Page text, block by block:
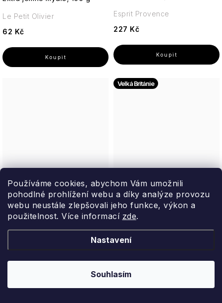
Používáme cookies, abychom Vám umožnili
pohodlné prohlížení webu a díky analýze provozu
webu neustále zlepšovali jeho funkce, výkon a
použitelnost. Více informací zde.
Nastavení
Souhlasím
62 Kč
Le Petit Olivier
227 Kč
Esprit Provence
Violetta
Pastilky s příchutí fialek, v
plechové dóze, 30 g
The Edit - Cherry
Temptation
Velká Británie
Mlha na tělo a vlasy, 250 ml